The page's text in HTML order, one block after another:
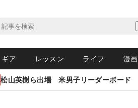
ギア レッスン ライフ 漫画
松山英樹ら出場 米男子リーダーボード